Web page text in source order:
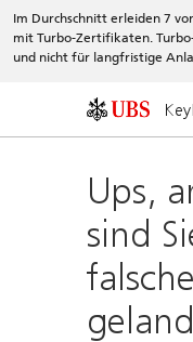
Im Durchschnitt erleiden 7
mit Turbo-Zertifikaten.
und nicht für langfristige
Ups,
sind